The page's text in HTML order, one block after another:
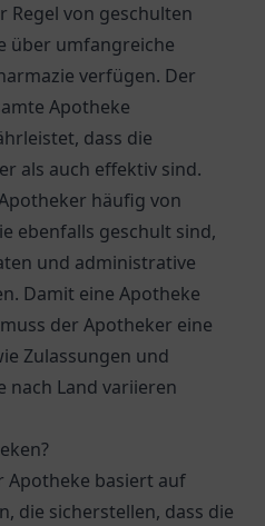
Regel von geschulten
über umfangreiche
verfügen. Der
Apotheke
dass die
als auch effektiv sind.
häufig von
ebenfalls geschult sind,
und administrative
Damit eine Apotheke
der Apotheker eine
Zulassungen und
nach Land variieren
Apotheke basiert auf
die sicherstellen, dass die